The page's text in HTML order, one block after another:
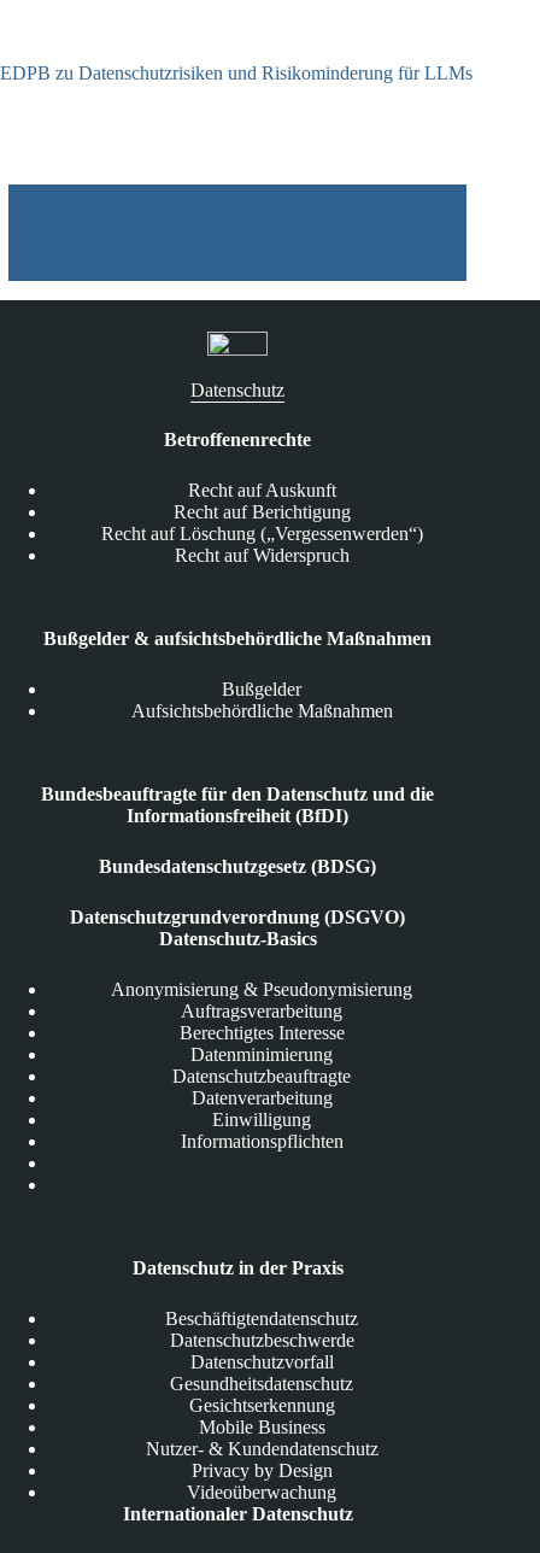
EDPB zu Datenschutzrisiken und Risikominderung für LLMs
Datenschutz
Betroffenenrechte
Recht auf Auskunft
Recht auf Berichtigung
Recht auf Löschung („Vergessenwerden“)
Recht auf Widerspruch
Bußgelder & aufsichtsbehördliche Maßnahmen
Bußgelder
Aufsichtsbehördliche Maßnahmen
Bundesbeauftragte für den Datenschutz und die
Informationsfreiheit (BfDI)
Bundesdatenschutzgesetz (BDSG)
Datenschutzgrundverordnung (DSGVO)
Datenschutz-Basics
Anonymisierung & Pseudonymisierung
Auftragsverarbeitung
Berechtigtes Interesse
Datenminimierung
Datenschutzbeauftragte
Datenverarbeitung
Einwilligung
Informationspflichten
Datenschutz in der Praxis
Beschäftigtendatenschutz
Datenschutzbeschwerde
Datenschutzvorfall
Gesundheitsdatenschutz
Gesichtserkennung
Mobile Business
Nutzer- & Kundendatenschutz
Privacy by Design
Videoüberwachung
Internationaler Datenschutz